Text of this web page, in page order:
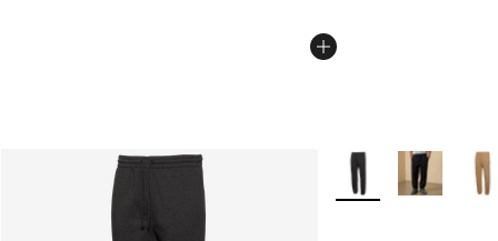
Plus de couleurs